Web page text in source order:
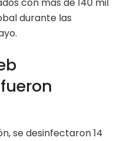
con más de 140 mil
durante las
se desinfectaron 14